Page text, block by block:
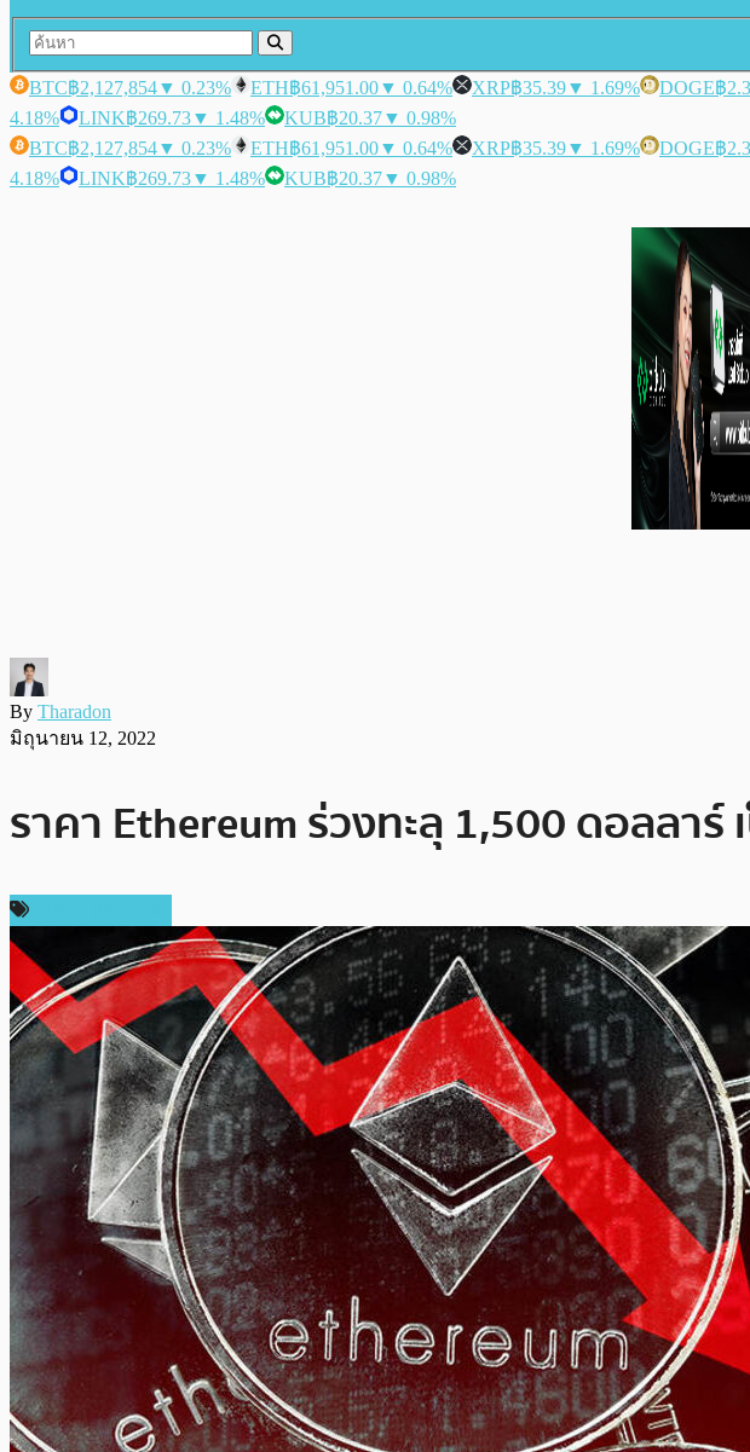
BTC฿2,127,854▼ 0.23% ETH฿61,951.00▼ 0.64% XRP฿35.39▼ 1.69% DOGE฿
4.18%
LINK฿269.73▼ 1.48% KUB฿20.37▼ 0.98%
BTC฿2,127,854▼ 0.23% ETH฿61,951.00▼ 0.64% XRP฿35.39▼ 1.69% DOGE฿
4.18%
LINK฿269.73▼ 1.48% KUB฿20.37▼ 0.98%
By Tharadon
มิถุนายน 12, 2022
ราคา Ethereum ร่วงทะลุ 1,500 ดอลลา